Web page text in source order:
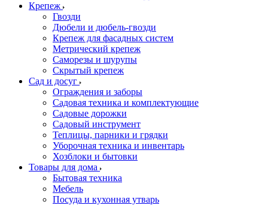
Крепеж
Гвозди
Дюбели и дюбель-гвозди
Крепеж для фасадных систем
Метрический крепеж
Саморезы и шурупы
Скрытый крепеж
Сад и досуг
Ограждения и заборы
Садовая техника и комплектующие
Садовые дорожки
Садовый инструмент
Теплицы, парники и грядки
Уборочная техника и инвентарь
Хозблоки и бытовки
Товары для дома
Бытовая техника
Мебель
Посуда и кухонная утварь